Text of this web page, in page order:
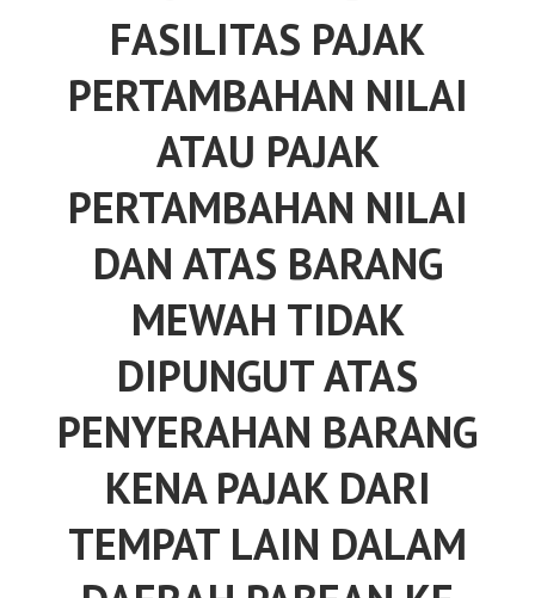
FASILITAS PAJAK
PERTAMBAHAN NILAI
ATAU PAJAK
PERTAMBAHAN NILAI
DAN ATAS BARANG
MEWAH TIDAK
DIPUNGUT ATAS
PENYERAHAN BARANG
KENA PAJAK DARI
TEMPAT LAIN DALAM